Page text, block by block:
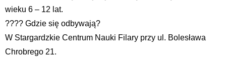
wieku 6 – 12 lat.
???? Gdzie się odbywają?
W Stargardzkie Centrum Nauki Filary przy ul. Bolesława
Chrobrego 21.